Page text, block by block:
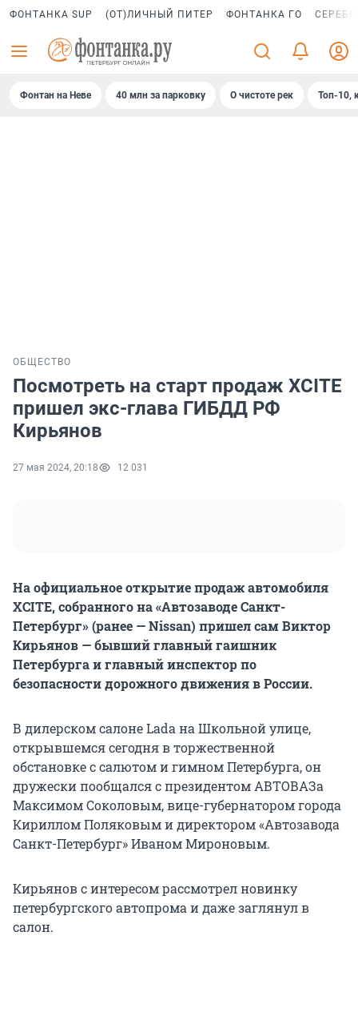
ФОНТАНКА SUP (ОТ)ЛИЧНЫЙ ПИТЕР ФОНТАНКА ГО
Фонтан на Неве 40 млн за парковку О чистоте рек Топ-10,
ОБЩЕСТВО
Посмотреть на старт продаж XCITE
пришел экс-глава ГИБДД РФ
Кирьянов
27 мая 2024, 20:18 12 031
На официальное открытие продаж автомобиля
XCITE, собранного на «Автозаводе Санкт-
Петербург» (ранее — Nissan) пришел сам Виктор
Кирьянов — бывший главный гаишник
Петербурга и главный инспектор по
безопасности дорожного движения в России.
В дилерском салоне Lada на Школьной улице,
открывшемся сегодня в торжественной
обстановке с салютом и гимном Петербурга, он
дружески пообщался с президентом АВТОВАЗа
Максимом Соколовым, вице-губернатором города
Кириллом Поляковым и директором «Автозавода
Санкт-Петербург» Иваном Мироновым.
Кирьянов с интересом рассмотрел новинку
петербургского автопрома и даже заглянул в
салон.